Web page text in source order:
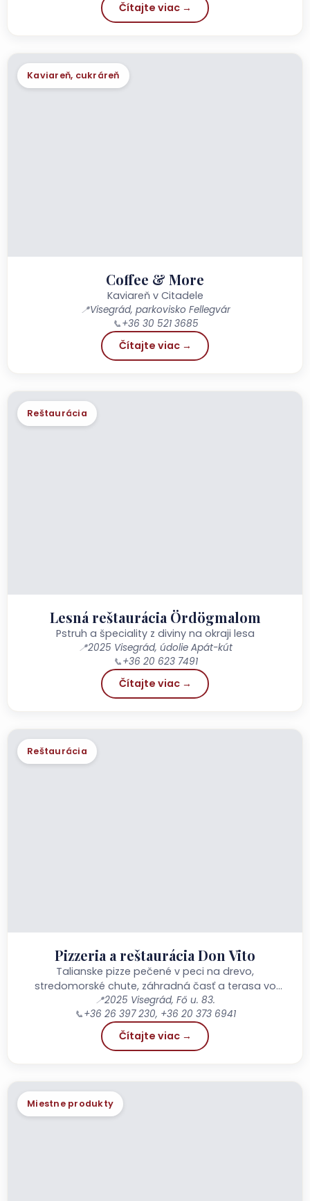
Čítajte viac →
Kaviareň, cukráreň
Coffee & More
Kaviareň v Citadele
📍Visegrád, parkovisko Fellegvár
📞+36 30 521 3685
Čítajte viac →
Reštaurácia
Lesná reštaurácia Ördögmalom
Pstruh a špeciality z diviny na okraji lesa
📍2025 Visegrád, údolie Apát-kút
📞+36 20 623 7491
Čítajte viac →
Reštaurácia
Pizzeria a reštaurácia Don Vito
Talianske pizze pečené v peci na drevo,
stredomorské chute, záhradná časť a terasa vo
Visegráde
📍2025 Visegrád, Fő u. 83.
📞+36 26 397 230, +36 20 373 6941
Čítajte viac →
Miestne produkty